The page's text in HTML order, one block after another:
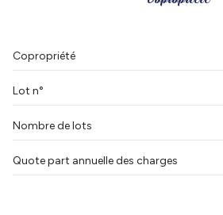
Copropriété
Lot n°
Nombre de lots
Quote part annuelle des charges